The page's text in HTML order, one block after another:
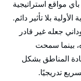
مواقع استراتيجية
بلا تأثير دائم.
جعله غير قادر
بينما سمحت
المناطق بشكل
تدريجيًا.